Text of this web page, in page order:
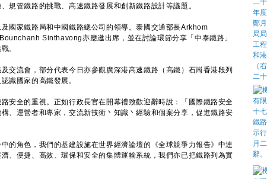
規管鐵路的挑戰、高速鐵路發展和創新鐵路設計等議題。
家鐵路局和中國鐵路總公司的領導。泰國交通部長Arkhom
Sinthavong亦應邀出席，並在討論環節分享「中泰鐵路」
。
流會，部分代表今日亦參觀廣深港高速鐵路（高鐵）石崗香港段列
識國家的高鐵發展。
全的重視。正如行政長官在開幕禮致歡迎辭時說：「國際鐵路安全
、運營者和專家，交流新技術丶知識丶經驗和個案分享，促進鐵路安
角色，我們的基建設施在世界經濟論壇的《全球競爭力報告》中連
、便捷、高效、環保和安全的集體運輸系統，我們亦已把鐵路列為實